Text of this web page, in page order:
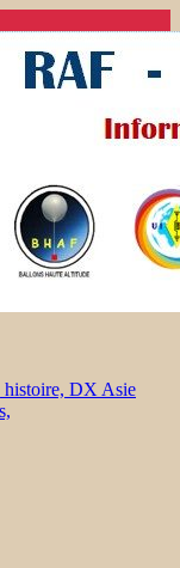
histoire, DX Asie